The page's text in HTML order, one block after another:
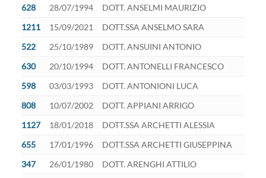
628
28/07/1994
DOTT. ANSELMI MAURIZIO
1211
15/09/2021
DOTT.SSA ANSELMO SARA
522
25/10/1989
DOTT. ANSUINI ANTONIO
630
20/10/1994
DOTT. ANTONELLI FRANCESCO
598
03/03/1993
DOTT. ANTONIONI LUCA
808
10/07/2002
DOTT. APPIANI ARRIGO
1127
18/01/2018
DOTT.SSA ARCHETTI ALESSIA
655
17/01/1996
DOTT.SSA ARCHETTI GIUSEPPINA
347
26/01/1980
DOTT. ARENGHI ATTILIO